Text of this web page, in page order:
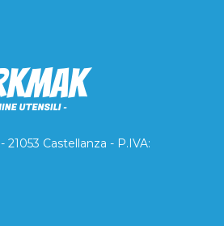
- 21053 Castellanza - P.IVA: